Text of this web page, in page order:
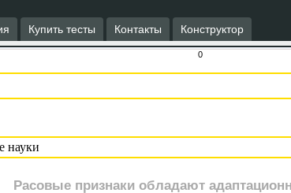
Купить тесты Контакты Конструктор
0
Расовые признаки обладают